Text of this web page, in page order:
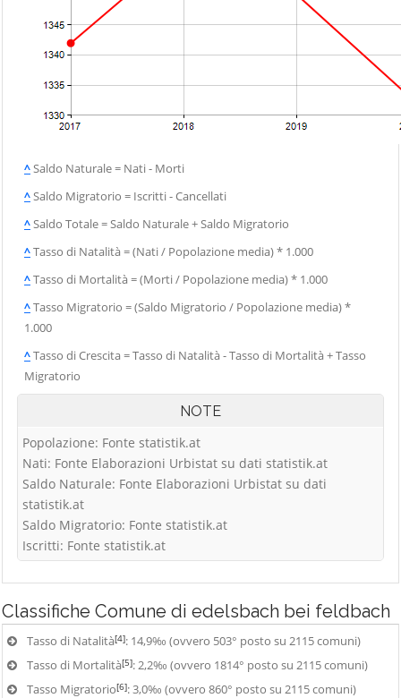
^Saldo Naturale = Nati - Morti
^Saldo Migratorio = Iscritti - Cancellati
^Saldo Totale = Saldo Naturale + Saldo Migratorio
^Tasso di Natalità = (Nati / Popolazione media) * 1.000
^Tasso di Mortalità = (Morti / Popolazione media) * 1.000
^Tasso Migratorio = (Saldo Migratorio / Popolazione media) *
1.000
^Tasso di Crescita = Tasso di Natalità - Tasso di Mortalità + Tasso
Migratorio
NOTE
Popolazione: Fonte statistik.at
Nati: Fonte Elaborazioni Urbistat su dati statistik.at
Saldo Naturale: Fonte Elaborazioni Urbistat su dati
statistik.at
Saldo Migratorio: Fonte statistik.at
Iscritti: Fonte statistik.at
Classifiche Comune di edelsbach bei feldbach
Tasso di Natalità[4]: 14,9‰ (ovvero 503° posto su 2115 comuni)
Tasso di Mortalità[5]: 2,2‰ (ovvero 1814° posto su 2115 comuni)
Tasso Migratorio[6]: 3,0‰ (ovvero 860° posto su 2115 comuni)